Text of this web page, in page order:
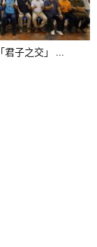
君子之交」 ...